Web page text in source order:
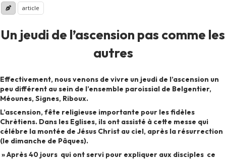
article
Un jeudi de l’ascension pas comme les
autres
Effectivement, nous venons de vivre un jeudi de l’ascension un
peu différent au sein de l’ensemble paroissial de Belgentier,
Méounes, Signes, Riboux.
L’ascension, fête religieuse importante pour les fidèles
Chrètiens. Dans les Eglises, ils ont assisté à cette messe qui
célébre la montée de Jésus Christ au ciel, après la résurrection
(le dimanche de Pâques).
» Après 40 jours qui ont servi pour expliquer aux disciples ce